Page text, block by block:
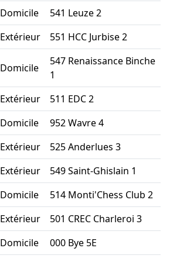
Domicile
541 Leuze 2
Extérieur 551 HCC Jurbise 2
Domicile
547 Renaissance Binche
1
Extérieur
511 EDC 2
Domicile
952 Wavre 4
Extérieur
525 Anderlues 3
Extérieur
549 Saint-Ghislain 1
Domicile
514 Monti'Chess Club 2
Extérieur
501 CREC Charleroi 3
Domicile 000 Bye 5E